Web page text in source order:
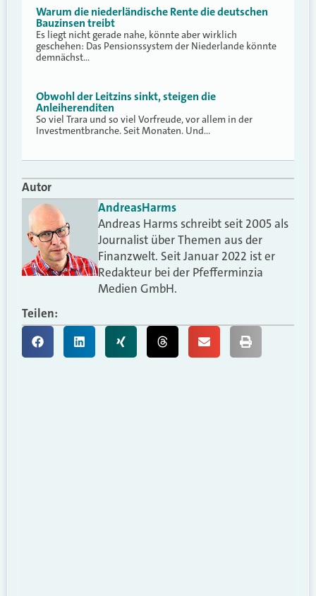
Warum die niederländische Rente die deutschen
Bauzinsen treibt
Es liegt nicht gerade nahe, könnte aber wirklich
geschehen: Das Pensionssystem der Niederlande könnte
demnächst…
Obwohl der Leitzins sinkt, steigen die
Anleiherenditen
So viel Trara und so viel Vorfreude, vor allem in der
Investmentbranche. Seit Monaten. Und…
Autor
AndreasHarms
Andreas Harms schreibt seit 2005 als
Journalist über Themen aus der
Finanzwelt. Seit Januar 2022 ist er
Redakteur bei der Pfefferminzia
Medien GmbH.
Teilen: